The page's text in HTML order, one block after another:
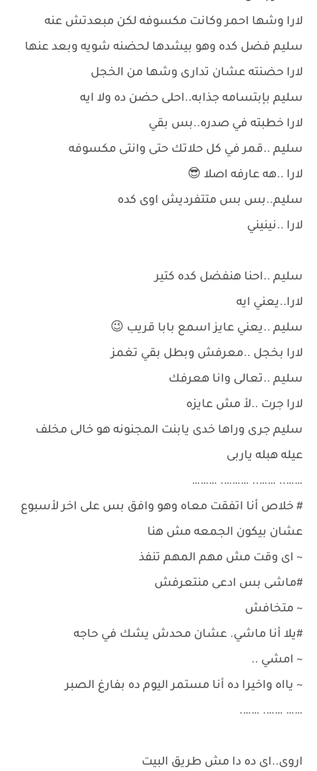
لارا وشها احمر وكانت مكسوفه لكن مبعدتش عنه
سليم فضل كده وهو بيشدها لحضنه شويه وبعد عنها
لارا حضنته عشان تدارى وشها من الخجل
سليم بإبتسامه جذابه..احلى حضن ده ولا ايه
لارا خطبته في صدره..بس بقي
سليم ..قمر في كل حلاتك حتى وانتى مكسوفه
لارا ..هه عارفه اصلا 😎
سليم..بس بس متتفرديش اوى كده
لارا ..نينيني
سليم ..احنا هنفضل كده كتير
لارا..يعني ايه
سليم ..يعني عايز اسمع بابا قريب 😉
لارا بخجل ..معرفش وبطل بقي تغمز
سليم ..تعالى وانا هعرفك
لارا جرت ..لأ مش عايزه
سليم جرى وراها خدى يابنت المجنونه هو خالى مخلف
عيله هبله ياربى
…….. …….. ………. ………
# خلاص أنا اتفقت معاه وهو وافق بس على اخر لأسبوع
عشان بيكون الجمعه مش هنا
~ اى وقت مش مهم المهم تنفذ
#ماشى بس ادعى منتعرفش
~ متخافش
#يلا أنا ماشي. عشان محدش يشك في حاجه
~ امشي ..
~ يااه واخيرا ده أنا مستمر اليوم ده بفارغ الصبر
…… ……. …….
اروى..اى ده دا مش طريق البيت